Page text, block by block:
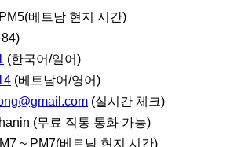
베트남 현지 시간)
(한국어/일어)
(베트남어/영어)
(실시간 체크)
(무료 직통 통화 가능)
~ PM7(베트남 현지 시간)